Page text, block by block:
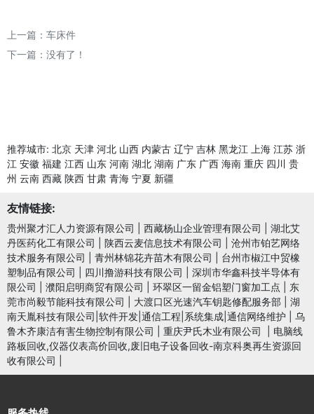
上一篇： 车床件
下一篇：没有了！
推荐城市: 北京 天津 河北 山西 内蒙古 辽宁 吉林 黑龙江 上海 江苏 浙
江 安徽 福建 江西 山东 河南 湖北 湖南 广东 广西 海南 重庆 四川 贵
州 云南 西藏 陕西 甘肃 青海 宁夏 新疆
友情链接:
贵州聚才汇人力资源有限公司 西藏杨山企业管理有限公司
湖北艾
丹医药化工有限公司
陕西云麦信息技术有限公司
沧州市铂艺网络
技术服务有限公司
青州林锦花卉苗木有限公司
台州市椒江中贸橡
塑制品有限公司
四川撸游科技有限公司
深圳市华鑫科技半导体有
限公司
濮阳启明商贸有限公司 环翠区一留金铝塑门窗加工点
东
莞市尚毅节能科技有限公司
大渡口区光速汽车钥匙修配服务部
湖
南天胤科技有限公司|软件开发|通信工程|系统集成|通信网络维护
乌
鲁木齐康洁有害生物控制有限公司
重庆尹氏木业有限公司
电脑线
路板回收,仪器仪表高价回收,废旧电子设备回收-南京科奥再生资源回
收有限公司